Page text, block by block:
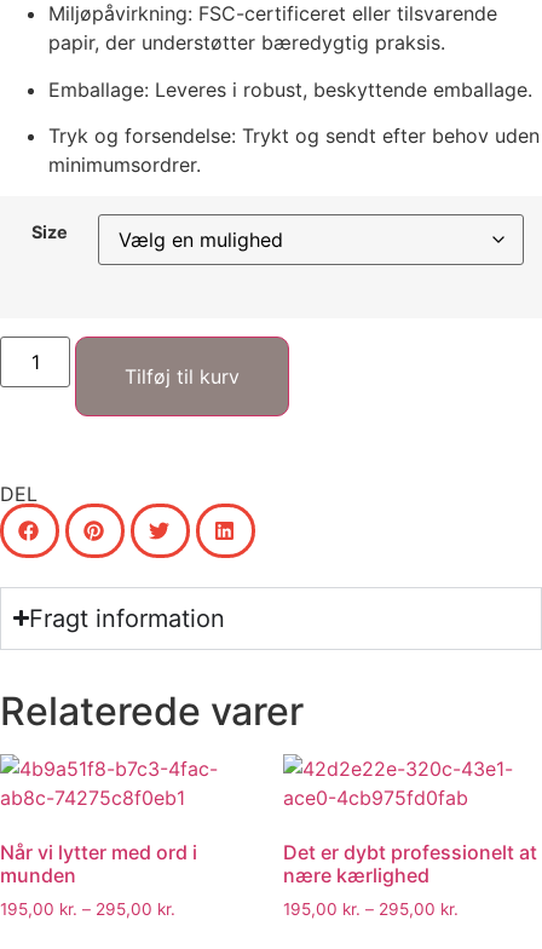
Miljøpåvirkning: FSC-certificeret eller tilsvarende
papir, der understøtter bæredygtig praksis.
Emballage: Leveres i robust, beskyttende emballage.
Tryk og forsendelse: Trykt og sendt efter behov uden
minimumsordrer.
Size
Tilføj til kurv
DEL
Fragt information
Relaterede varer
Når vi lytter med ord i
munden
195,00 kr. – 295,00 kr.
Det er dybt professionelt at
nære kærlighed
195,00 kr. – 295,00 kr.